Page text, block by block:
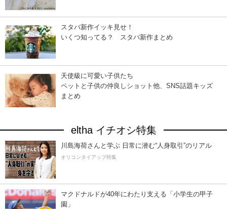
スタバ新作イッキ見せ！
いくつ知ってる？ スタバ新作まとめ
天使級に可愛い子供たち
ペットと子供の仲良しショット他、SNS話題キッズ
まとめ
eltha イチオシ特集
川島海荷さんと学ぶ 日常に潜む“人身取引”のリアル
オリコンタイアップ特集
マクドナルドが40年にわたり支える「小学生の甲子
園」